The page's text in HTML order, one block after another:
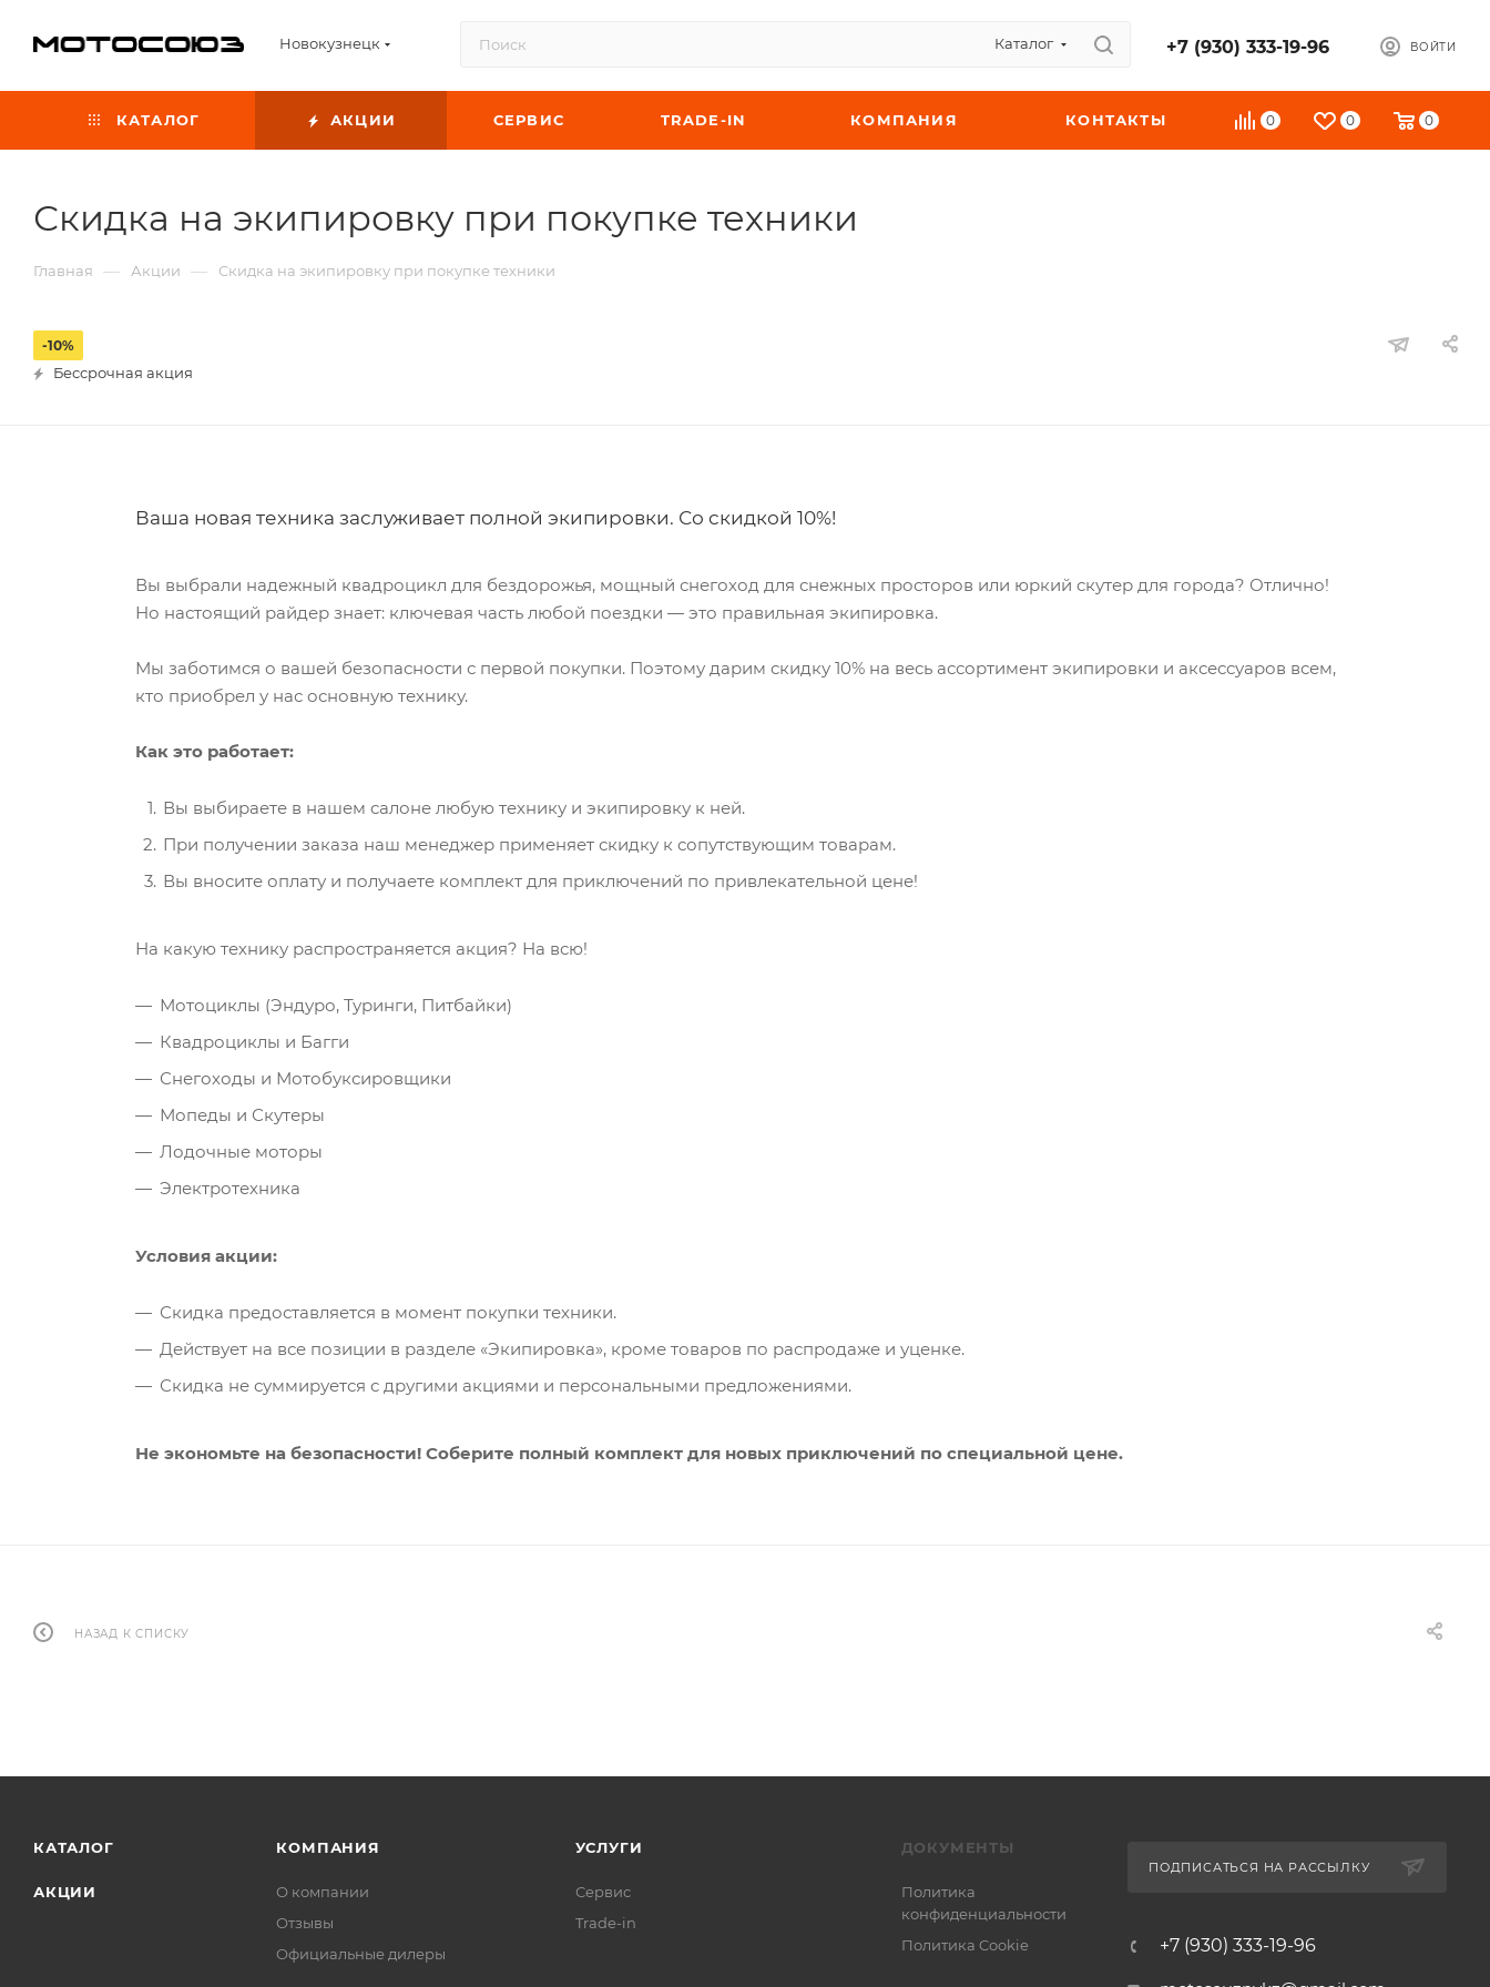
Новокузнецк Каталог +7 (930) 333-19-96 ВОЙТИ
0 0 0
КАТАЛОГ АКЦИИ СЕРВИС TRADE-IN КОМПАНИЯ КОНТАКТЫ
Скидка на экипировку при покупке техники
Главная — Акции — Скидка на экипировку при покупке техники
-10%
Бессрочная акция
Ваша новая техника заслуживает полной экипировки. Со скидкой 10%!
Вы выбрали надежный квадроцикл для бездорожья, мощный снегоход для снежных просторов или юркий скутер для города? Отлично!
Но настоящий райдер знает: ключевая часть любой поездки — это правильная экипировка.
Мы заботимся о вашей безопасности с первой покупки. Поэтому дарим скидку 10% на весь ассортимент экипировки и аксессуаров всем,
кто приобрел у нас основную технику.
Как это работает:
Вы выбираете в нашем салоне любую технику и экипировку к ней.
При получении заказа наш менеджер применяет скидку к сопутствующим товарам.
Вы вносите оплату и получаете комплект для приключений по привлекательной цене!
На какую технику распространяется акция? На всю!
Мотоциклы (Эндуро, Туринги, Питбайки)
Квадроциклы и Багги
Снегоходы и Мотобуксировщики
Мопеды и Скутеры
Лодочные моторы
Электротехника
Условия акции:
Скидка предоставляется в момент покупки техники.
Действует на все позиции в разделе «Экипировка», кроме товаров по распродаже и уценке.
Скидка не суммируется с другими акциями и персональными предложениями.
Не экономьте на безопасности! Соберите полный комплект для новых приключений по специальной цене.
НАЗАД К СПИСКУ
КАТАЛОГ
АКЦИИ
КОМПАНИЯ
О компании
Отзывы
Официальные дилеры
УСЛУГИ
Сервис
Trade-in
ДОКУМЕНТЫ
Политика
конфиденциальности
Политика Cookie
ПОДПИСАТЬСЯ НА РАССЫЛКУ
+7 (930) 333-19-96